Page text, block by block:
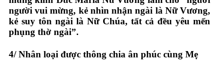
người vui mừng, kẻ nhìn nhận ngài là Nữ Vương,
kẻ suy tôn ngài là Nữ Chúa, tất cả đều yêu mến
phụng thờ ngài”.
4/Nhân loại được thông chia ân phúc cùng Mẹ